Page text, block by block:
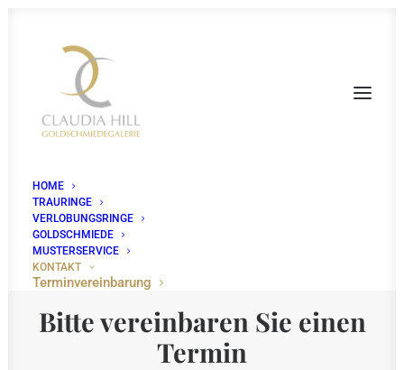
HOME
TRAURINGE
VERLOBUNGSRINGE
GOLDSCHMIEDE
MUSTERSERVICE
KONTAKT
Terminvereinbarung
Bitte vereinbaren Sie einen
Termin